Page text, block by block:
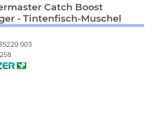
Catch Boost
- Tintenfisch-Muschel
003